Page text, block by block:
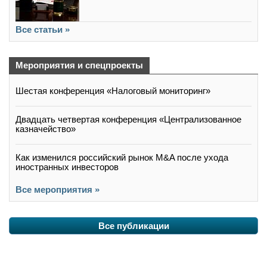
Все статьи »
Мероприятия и спецпроекты
Шестая конференция «Налоговый мониторинг»
Двадцать четвертая конференция «Централизованное
казначейство»
Как изменился российский рынок M&A после ухода
иностранных инвесторов
Все мероприятия »
Все публикации